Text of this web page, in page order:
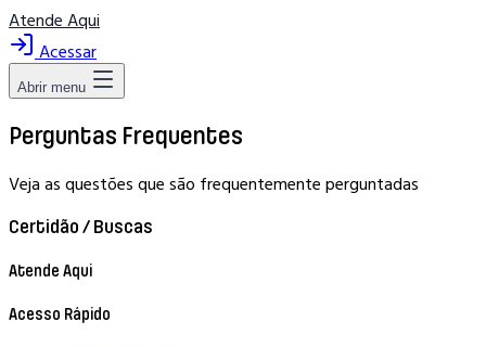
Atende Aqui
Acessar
Abrir menu
Perguntas Frequentes
Veja as questões que são frequentemente perguntadas
Certidão / Buscas
Atende Aqui
Acesso Rápido